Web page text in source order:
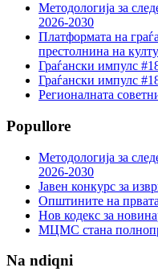
Методологија за
2026-2030
Платформата на
престолнина на
Граѓански импулс
Граѓански импулс
Регионалната
Popullore
Методологија за
2026-2030
Јавен конкурс за
Општините на првата
Нов кодекс за
МЦМС стана
Na ndiqni